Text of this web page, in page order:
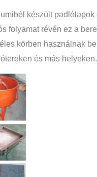
készült padlólapok
folyamat révén ez a
körben használnak
és más helyeken.